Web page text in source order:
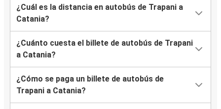
¿Cuál es la distancia en autobús de Trapani a
Catania?
¿Cuánto cuesta el billete de autobús de Trapani
a Catania?
¿Cómo se paga un billete de autobús de
Trapani a Catania?